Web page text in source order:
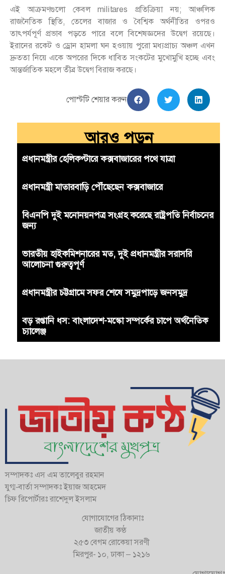
এই আক্রমণগুলো কেবল militares প্রতিক্রিয়া নয়; আঞ্চলিক
রাজনৈতিক স্থিতি, তেলের বাজার ও বৈশ্বিক অর্থনীতির ওপরও
তাৎপর্যপূর্ণ প্রভাব পড়তে পারে বলে বিশেষজ্ঞদের উদ্বেগ রয়েছে।
ইরানের রকেট ও ড্রোন হামলা ঘন হওয়ায় পুরো মধ্যপ্রাচ্য অঞ্চল এখন
দ্রুততা নিয়ে একে অপরের দিকে ধাবিত সংকটের মুখোমুখি হচ্ছে এবং
আন্তর্জাতিক মহলে তীব্র উদ্বেগ বিরাজ করছে।
পোস্টটি শেয়ার করুন
আরও পড়ুন
প্রধানমন্ত্রীর হেলিকপ্টারে কক্সবাজারের পথে যাত্রা
প্রধানমন্ত্রী মাতারবাড়ি পৌঁছেছেন কক্সবাজারে
বিএনপি দুই মনোনয়নপত্র সংগ্রহ করেছে রাষ্ট্রপতি নির্বাচনের
জন্য
ভারতীয় হাইকমিশনারের মত, দুই প্রধানমন্ত্রীর সরাসরি
আলোচনা গুরুত্বপূর্ণ
প্রধানমন্ত্রীর চট্টগ্রামে সফর শেষে সমুদ্রপাড়ে জনসমুদ্র
বড় রপ্তানি ধস: বাংলাদেশ-মস্কো সম্পর্কের চাপে অর্থনৈতিক
চ্যালেঞ্জ
সম্পাদকঃ এস এম তালেবুর রহমান
যুগ্ম-বার্তা সম্পাদকঃ ইয়াজ আহমেদ
চিফ রিপোর্টারঃ রাশেদুল ইসলাম
যোগাযোগের ঠিকানাঃ
জাতীয় কণ্ঠ
২৫৩ বেগম রোকেয়া সরণী
মিরপুর- ১০, ঢাকা – ১২১৬